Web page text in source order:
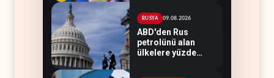
RUSYA 09.08.2026
ABD'den Rus
petrolünü alan
ülkelere yüzde